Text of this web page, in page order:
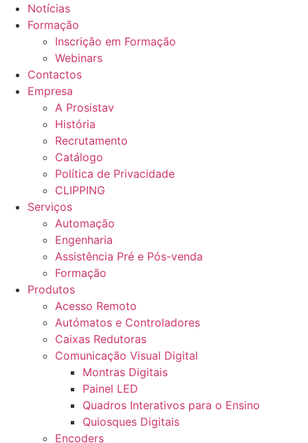
Notícias
Formação
Inscrição em Formação
Webinars
Contactos
Empresa
A Prosistav
História
Recrutamento
Catálogo
Política de Privacidade
CLIPPING
Serviços
Automação
Engenharia
Assistência Pré e Pós-venda
Formação
Produtos
Acesso Remoto
Autómatos e Controladores
Caixas Redutoras
Comunicação Visual Digital
Montras Digitais
Painel LED
Quadros Interativos para o Ensino
Quiosques Digitais
Encoders